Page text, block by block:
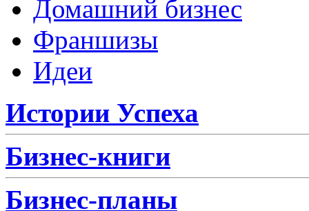
Домашний бизнес
Франшизы
Идеи
Истории Успеха
Бизнес-книги
Бизнес-планы